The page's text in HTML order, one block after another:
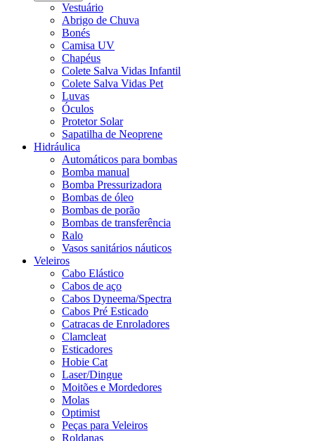
Vestuário
Abrigo de Chuva
Bonés
Camisa UV
Chapéus
Colete Salva Vidas Infantil
Colete Salva Vidas Pet
Luvas
Óculos
Protetor Solar
Sapatilha de Neoprene
Hidráulica
Automáticos para bombas
Bomba manual
Bomba Pressurizadora
Bombas de óleo
Bombas de porão
Bombas de transferência
Ralo
Vasos sanitários náuticos
Veleiros
Cabo Elástico
Cabos de aço
Cabos Dyneema/Spectra
Cabos Pré Esticado
Catracas de Enroladores
Clamcleat
Esticadores
Hobie Cat
Laser/Dingue
Moitões e Mordedores
Molas
Optimist
Peças para Veleiros
Roldanas